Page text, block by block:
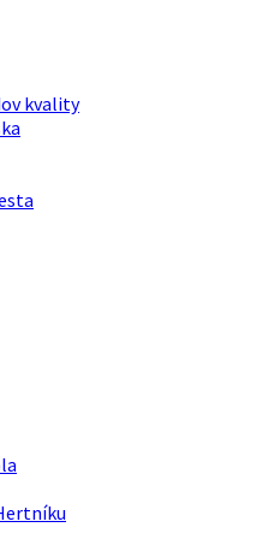
kvality